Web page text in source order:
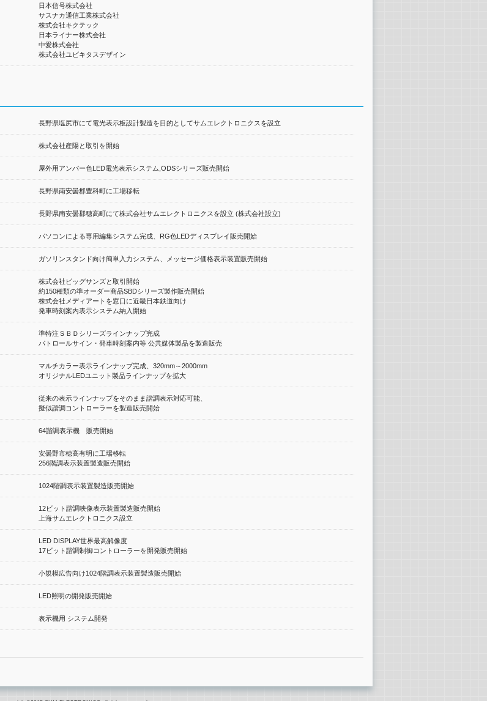
日本信号株式会社
サスナカ通信工業株式会社
株式会社キクテック
日本ライナー株式会社
中愛株式会社
株式会社ユビキタスデザイン
長野県塩尻市にて電光表示板設計製造を目的としてサムエレクトロニクスを設立
株式会社産陽と取引を開始
屋外用アンバー色LED電光表示システム,ODSシリーズ販売開始
長野県南安曇郡豊科町に工場移転
長野県南安曇郡穂高町にて株式会社サムエレクトロニクスを設立 (株式会社設立)
パソコンによる専用編集システム完成、RG色LEDディスプレイ販売開始
ガソリンスタンド向け簡単入力システム、メッセージ価格表示装置販売開始
株式会社ビッグサンズと取引開始
約150種類の準オーダー商品SBDシリーズ製作販売開始
株式会社メディアートを窓口に近畿日本鉄道向け
発車時刻案内表示システム納入開始
準特注ＳＢＤシリーズラインナップ完成
パトロールサイン・発車時刻案内等 公共媒体製品を製造販売
マルチカラー表示ラインナップ完成、320mm～2000mm
オリジナルLEDユニット製品ラインナップを拡大
従来の表示ラインナップをそのまま諧調表示対応可能、
擬似諧調コントローラーを製造販売開始
64諧調表示機 販売開始
安曇野市穂高有明に工場移転
256階調表示装置製造販売開始
1024階調表示装置製造販売開始
12ビット諧調映像表示装置製造販売開始
上海サムエレクトロニクス設立
LED DISPLAY世界最高解像度
17ビット諧調制御コントローラーを開発販売開始
小規模広告向け1024階調表示装置製造販売開始
LED照明の開発販売開始
表示機用 システム開発